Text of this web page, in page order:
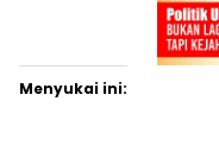
Menyukai ini: